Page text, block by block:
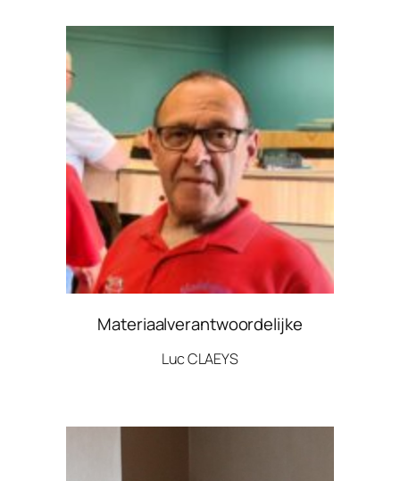
Materiaalverantwoordelijke
Luc CLAEYS